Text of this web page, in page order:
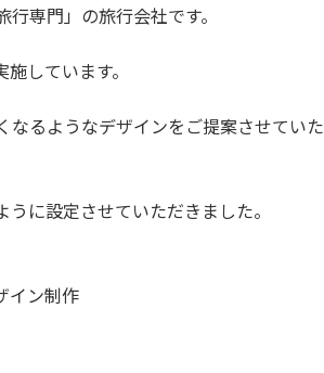
専門」の旅行会社です。
しています。
なるようなデザインをご提案させていた
に設定させていただきました。
イン制作